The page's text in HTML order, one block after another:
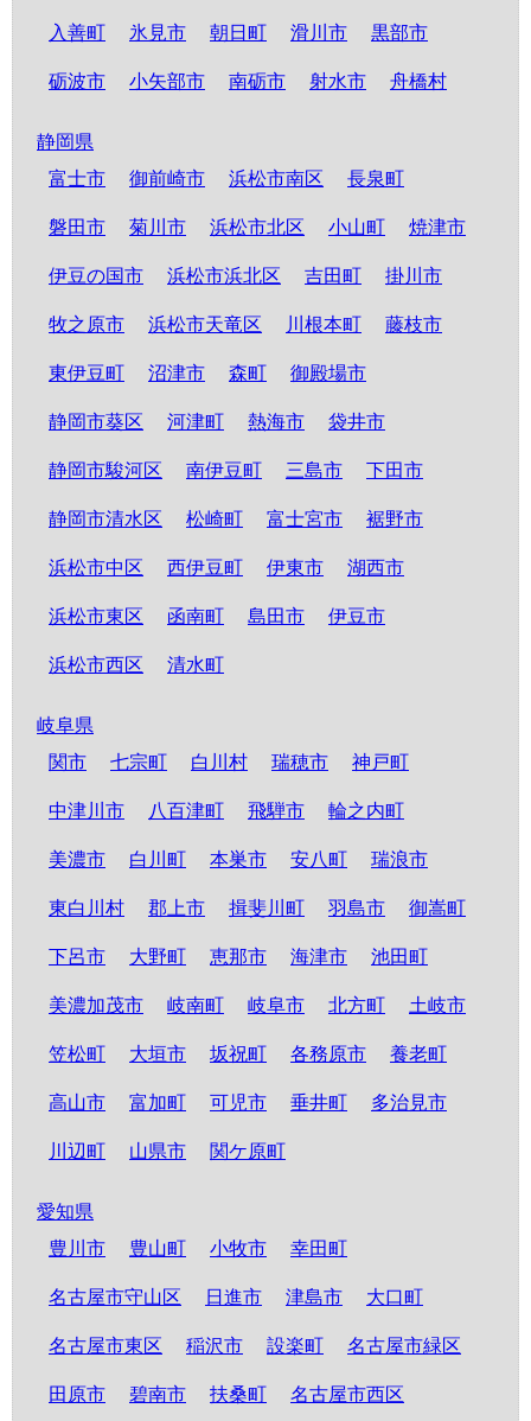
入善町 氷見市 朝日町 滑川市 黒部市
砺波市 小矢部市 南砺市 射水市 舟橋村
静岡県
富士市
御前崎市 浜松市南区 長泉町
磐田市 菊川市 浜松市北区 小山町 焼津市
伊豆の国市 浜松市浜北区 吉田町 掛川市
牧之原市 浜松市天竜区 川根本町 藤枝市
東伊豆町 沼津市 森町 御殿場市
静岡市葵区 河津町 熱海市 袋井市
静岡市駿河区 南伊豆町 三島市 下田市
静岡市清水区 松崎町 富士宮市 裾野市
浜松市中区 西伊豆町 伊東市 湖西市
浜松市東区 函南町 島田市 伊豆市
浜松市西区 清水町
岐阜県
関市
七宗町 白川村 瑞穂市 神戸町
中津川市 八百津町 飛騨市 輪之内町
美濃市 白川町 本巣市 安八町 瑞浪市
東白川村 郡上市 揖斐川町 羽島市 御嵩町
下呂市 大野町 恵那市 海津市 池田町
美濃加茂市 岐南町 岐阜市 北方町 土岐市
笠松町 大垣市 坂祝町 各務原市 養老町
高山市 富加町 可児市 垂井町 多治見市
川辺町 山県市 関ケ原町
愛知県
豊川市
豊山町 小牧市 幸田町
名古屋市守山区 日進市 津島市 大口町
名古屋市東区 稲沢市 設楽町 名古屋市緑区
田原市 碧南市 扶桑町 名古屋市西区